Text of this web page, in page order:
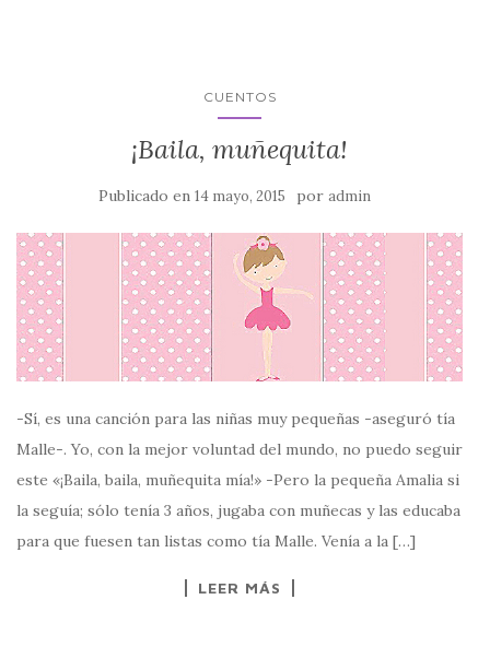
CUENTOS
¡Baila, muñequita!
Publicado en 14 mayo, 2015 por admin
-Sí, es una canción para las niñas muy pequeñas -aseguró tía
Malle-. Yo, con la mejor voluntad del mundo, no puedo seguir
este «¡Baila, baila, muñequita mía!» -Pero la pequeña Amalia si
la seguía; sólo tenía 3 años, jugaba con muñecas y las educaba
para que fuesen tan listas como tía Malle. Venía a la […]
LEER MÁS